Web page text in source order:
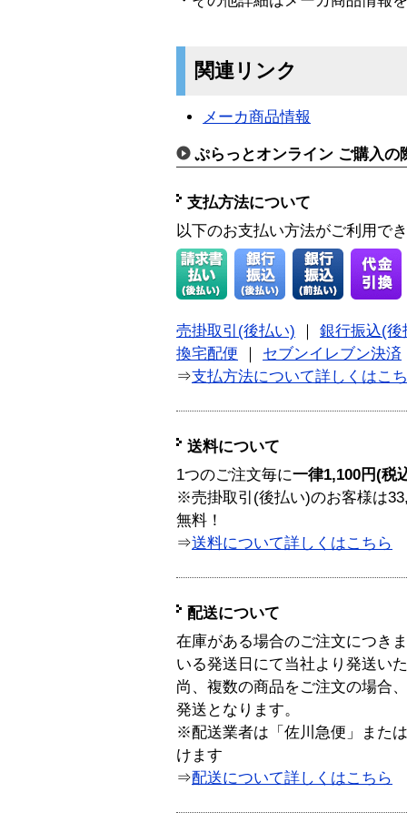
関連リンク
メーカ商品情報
ぷらっとオンライン ご購入の
支払方法について
以下のお支払い方法がご利用で
売掛取引(後払い)
銀行振込(後
換宅配便
セブンイレブン決済
⇒支払方法について詳しくはこ
送料について
1つのご注文毎に一律1,100円(税
※売掛取引(後払い)のお客様は
無料！
⇒送料について詳しくはこちら
配送について
在庫がある場合のご注文につき
いる発送日にて当社より発送い
尚、複数の商品をご注文の場合
発送となります。
※配送業者は「佐川急便」また
けます
⇒配送について詳しくはこちら